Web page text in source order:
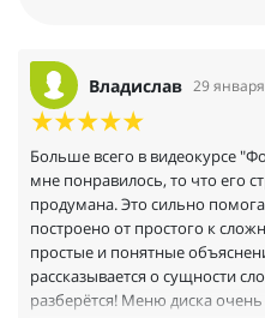
Владислав 29
Больше всего в видеокурсе
мне понравилось, то что его
продумана. Это сильно
построено от простого к
простые и понятные
рассказывается о сущности
разберётся! Меню диска